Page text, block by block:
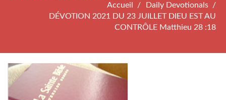
Accueil
Daily Devotionals
DÉVOTION 2021 DU 23 JUILLET DIEU EST AU
CONTRÔLE Matthieu 28 :18